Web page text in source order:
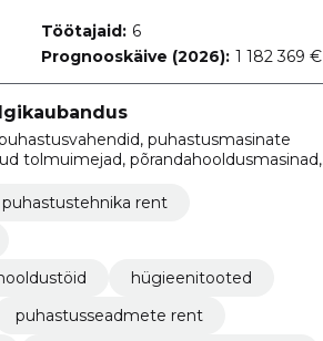
Töötajaid: 6
Prognooskäive (2026): 1 182 369 €
puhastusmasinate
tolmuimejad, põrandahooldusmasinad,
hooldus, puhastusseadmete rent,
puhastustarbed
puhastustehnika rent
hügieenitooted
puhastusseadmete rent